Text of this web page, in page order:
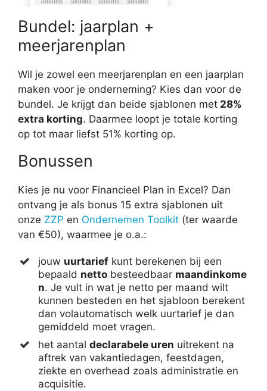
Bundel: jaarplan +
meerjarenplan
Wil je zowel een meerjarenplan en een jaarplan
maken voor je onderneming? Kies dan voor de
bundel. Je krijgt dan beide sjablonen met 28%
extra korting. Daarmee loopt je totale korting
op tot maar liefst 51% korting op.
Bonussen
Kies je nu voor Financieel Plan in Excel? Dan
ontvang je als bonus 15 extra sjablonen uit
onze ZZP en Ondernemen Toolkit (ter waarde
van €50), waarmee je o.a.:
jouw uurtarief kunt berekenen bij een
bepaald netto besteedbaar maandinkome
n. Je vult in wat je netto per maand wilt
kunnen besteden en het sjabloon berekent
dan volautomatisch welk uurtarief je dan
gemiddeld moet vragen.
het aantal declarabele uren uitrekent na
aftrek van vakantiedagen, feestdagen,
ziekte en overhead zoals administratie en
acquisitie.